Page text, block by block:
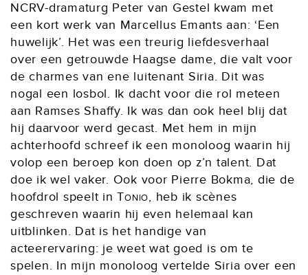
NCRV-dramaturg Peter van Gestel kwam met
een kort werk van Marcellus Emants aan: ‘Een
huwelijk’. Het was een treurig liefdesverhaal
over een getrouwde Haagse dame, die valt voor
de charmes van ene luitenant Siria. Dit was
nogal een losbol. Ik dacht voor die rol meteen
aan Ramses Shaffy. Ik was dan ook heel blij dat
hij daarvoor werd gecast. Met hem in mijn
achterhoofd schreef ik een monoloog waarin hij
volop een beroep kon doen op z’n talent. Dat
doe ik wel vaker. Ook voor Pierre Bokma, die de
hoofdrol speelt inTonio, heb ik scènes
geschreven waarin hij even helemaal kan
uitblinken. Dat is het handige van
acteerervaring: je weet wat goed is om te
spelen. In mijn monoloog vertelde Siria over een